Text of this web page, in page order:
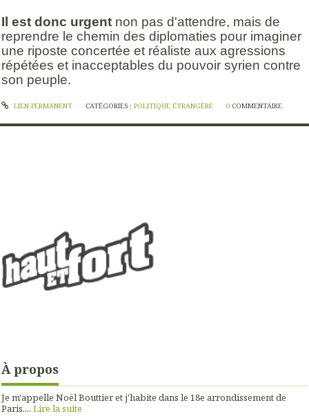
Il est donc urgent non pas d'attendre, mais de
reprendre le chemin des diplomaties pour imaginer
une riposte concertée et réaliste aux agressions
répétées et inacceptables du pouvoir syrien contre
son peuple.
LIEN PERMANENT CATÉGORIES : POLITIQUE ÉTRANGÈRE 0 COMMENTAIRE
À propos
Je m'appelle Noël Bouttier et j'habite dans le 18e arrondissement de
Paris.... Lire la suite